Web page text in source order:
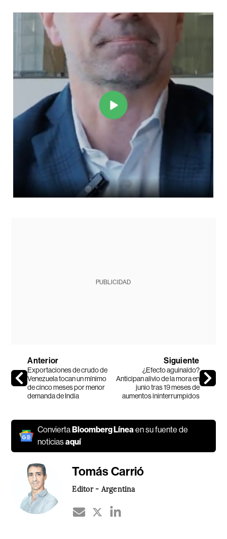
PUBLICIDAD
Anterior
Exportaciones de crudo de
Venezuela tocan un mínimo
de cinco meses por menor
demanda de India
Siguiente
¿Efecto aguinaldo?
Anticipan alivio de la mora en
junio tras 19 meses de
aumentos ininterrumpidos
ConviertaBloomberg Línea en su fuente de
noticiasaquí
Tomás Carrió
Editor - Argentina